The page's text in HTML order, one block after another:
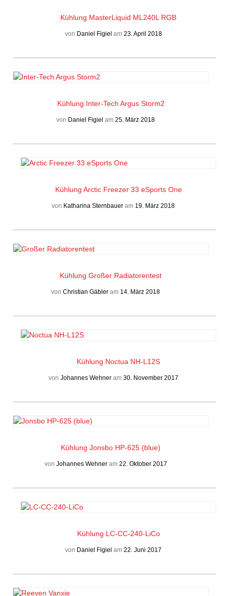
Kühlung MasterLiquid ML240L RGB
von Daniel Figiel am 23. April 2018
Kühlung Inter-Tech Argus Storm2
von Daniel Figiel am 25. März 2018
Kühlung Arctic Freezer 33 eSports One
von Katharina Sternbauer am 19. März 2018
Kühlung Großer Radiatorentest
von Christian Gäbler am 14. März 2018
Kühlung Noctua NH-L12S
von Johannes Wehneram 30. November 2017
Kühlung Jonsbo HP-625 (blue)
von Johannes Wehneram 22. Oktober 2017
Kühlung LC-CC-240-LiCo
von Daniel Figiel am 22. Juni 2017